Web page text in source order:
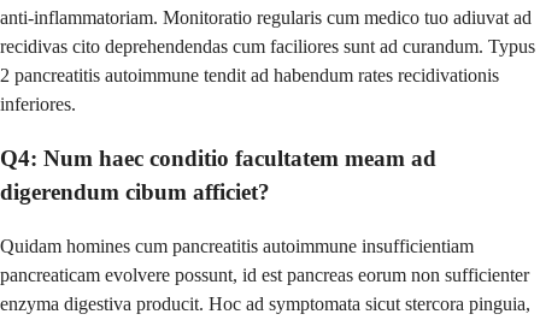
anti-inflammatoriam. Monitoratio regularis cum medico tuo adiuvat ad
recidivas cito deprehendendas cum faciliores sunt ad curandum. Typus
2 pancreatitis autoimmune tendit ad habendum rates recidivationis
inferiores.
Q4: Num haec conditio facultatem meam ad
digerendum cibum afficiet?
Quidam homines cum pancreatitis autoimmune insufficientiam
pancreaticam evolvere possunt, id est pancreas eorum non sufficienter
enzyma digestiva producit. Hoc ad symptomata sicut stercora pinguia,